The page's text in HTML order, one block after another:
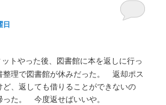
日
トやった後、図書館に本を返しに行っ
理で図書館が休みだった。 返却ポス
ど、返しても借りることができないの
た。 今度返せばいいや。